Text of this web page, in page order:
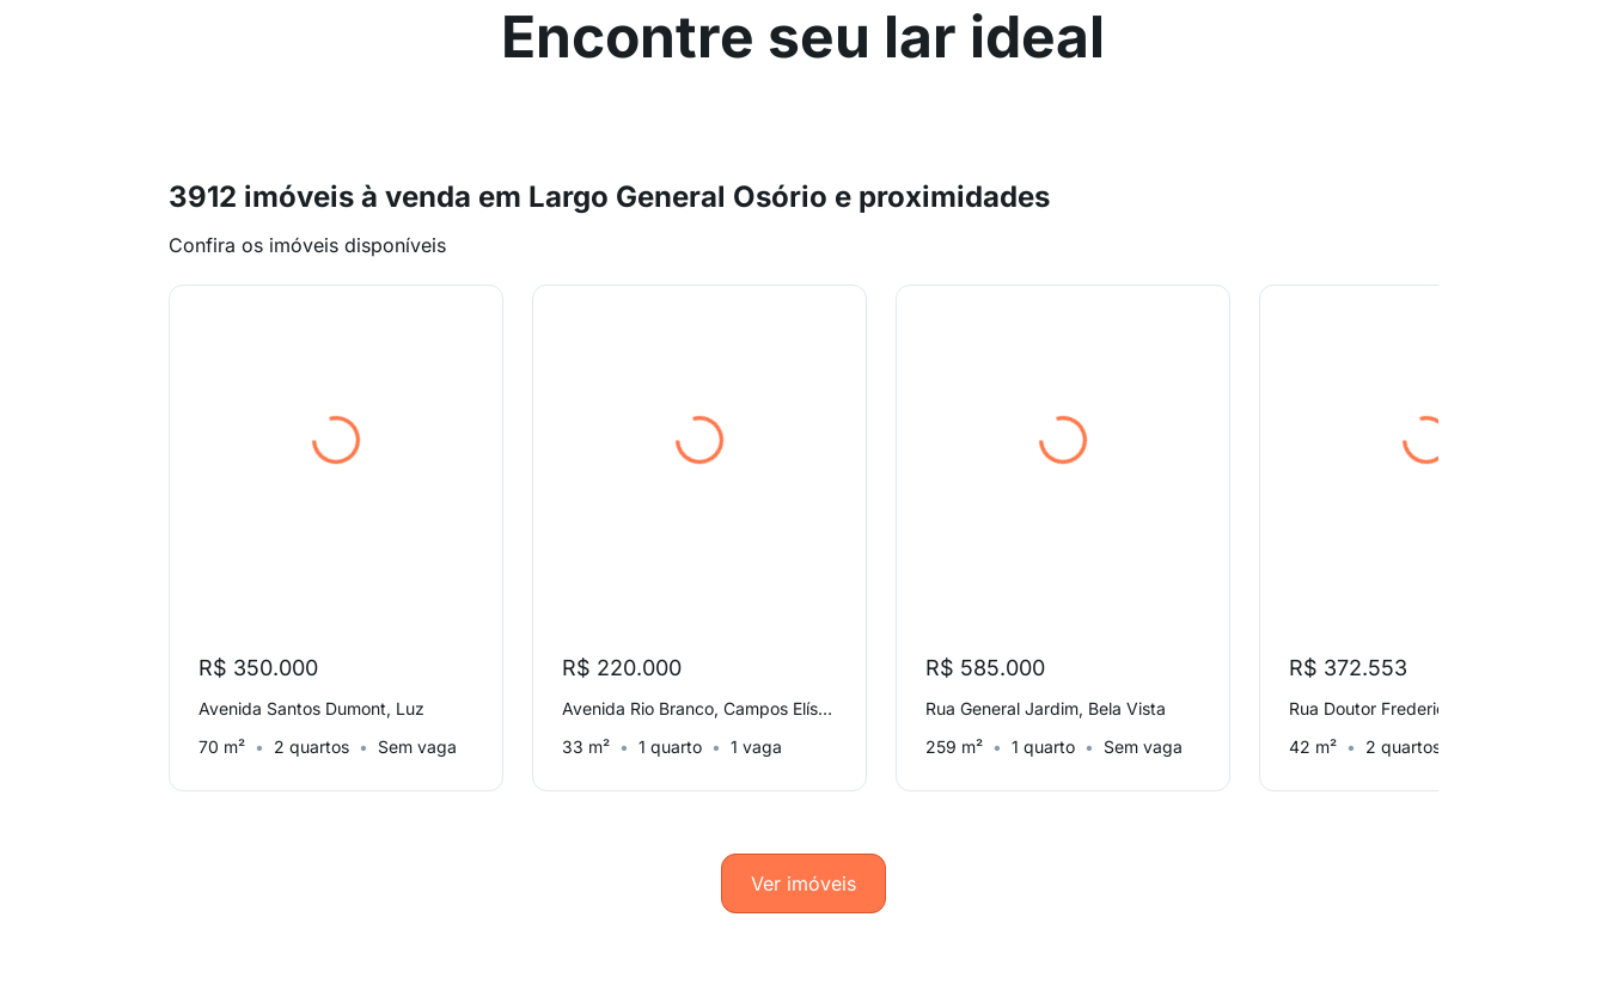
Encontre seu lar ideal
3912 imóveis à venda em Largo General Osório e proximidades
Confira os imóveis disponíveis
R$ 350.000
Avenida Santos Dumont, Luz
70 m²
2 quartos Sem vaga
R$ 220.000
Avenida Rio Branco, Campos Elíseos
33 m²
1 quarto 1 vaga
R$ 585.000
Rua General Jardim, Bela Vista
259 m²
1 quarto Sem vaga
R$ 372.553
42 m²
2 quartos
Ver imóveis